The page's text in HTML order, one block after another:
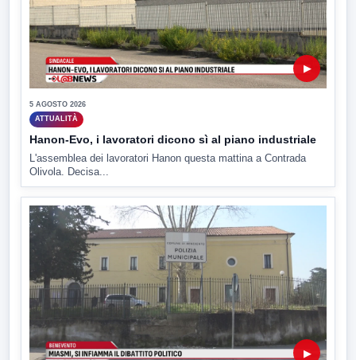
▶
5 AGOSTO 2026
ATTUALITÀ
Hanon-Evo, i lavoratori dicono sì al piano industriale
L'assemblea dei lavoratori Hanon questa mattina a Contrada
Olivola. Decisa...
▶